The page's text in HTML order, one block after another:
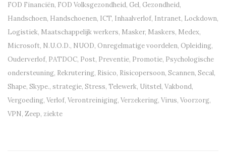
FOD Financiën, FOD Volksgezondheid, Gel, Gezondheid,
Handschoen, Handschoenen, ICT, Inhaalverlof, Intranet, Lockdown,
Logistiek, Maatschappelijk werkers, Masker, Maskers, Medex,
Microsoft, N.U.O.D., NUOD, Onregelmatige voordelen, Opleiding,
Ouderverlof, PATDOC, Post, Preventie, Promotie, Psychologische
ondersteuning, Rekrutering, Risico, Risicopersoon, Scannen, Secal,
Shape, Skype., strategie, Stress, Telewerk, Uitstel, Vakbond,
Vergoeding, Verlof, Verontreiniging, Verzekering, Virus, Voorzorg,
VPN, Zeep, ziekte